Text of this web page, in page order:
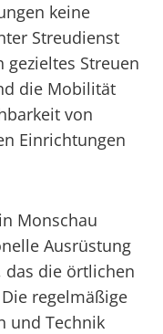
keine
Streudienst
Streuen
die Mobilität
von
Einrichtungen
Monschau
Ausrüstung
das die örtlichen
regelmäßige
und Technik